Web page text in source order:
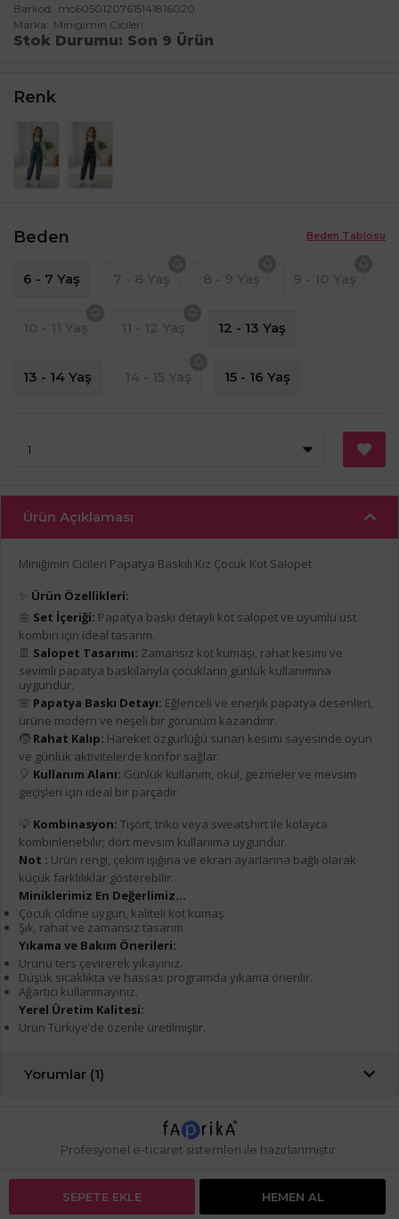
Barkod
mc60501207615141816020
Marka
Minigimin Cicileri
Stok Durumu Son 9 Ürün
Renk
Beden Tablosu
Beden
6 - 7 Yaş
12 - 13 Yaş
13 - 14 Yaş 15 - 16 Yaş
SEPETE EKLE HEMEN AL
Ürün Açıklaması
Miniğimin Cicileri Papatya Baskılı Kız Çocuk Kot Salopet
Ürün Özellikleri:
🌼 Set İçeriği: Papatya baskı detaylı kot salopet ve uyumlu üst
kombin için ideal tasarım.
👖 Salopet Tasarımı: Zamansız kot kumaşı, rahat kesimi ve
sevimli papatya baskılarıyla çocukların günlük kullanımına
uygundur.
🌸 Papatya Baskı Detayı: Eğlenceli ve enerjik papatya desenleri,
ürüne modern ve neşeli bir görünüm kazandırır.
🧒 Rahat Kalıp: Hareket özgürlüğü sunan kesimi sayesinde oyun
ve günlük aktivitelerde konfor sağlar.
🎈 Kullanım Alanı: Günlük kullanım, okul, gezmeler ve mevsim
geçişleri için ideal bir parçadır.
💡 Kombinasyon: Tişört, triko veya sweatshirt ile kolayca
kombinlenebilir; dört mevsim kullanıma uygundur.
Not : Ürün rengi, çekim ışığına ve ekran ayarlarına bağlı olarak
küçük farklılıklar gösterebilir.
Miniklerimiz En Değerlimiz...
Çocuk cildine uygun, kaliteli kot kumaş
Şık, rahat ve zamansız tasarım
Yıkama ve Bakım Önerileri:
Ürünü ters çevirerek yıkayınız.
Düşük sıcaklıkta ve hassas programda yıkama önerilir.
Ağartıcı kullanmayınız.
Yerel Üretim Kalitesi:
Ürün Türkiye’de özenle üretilmiştir.
Yorumlar (1)
Profesyonel e-ticaret sistemleri ile hazırlanmıştır.